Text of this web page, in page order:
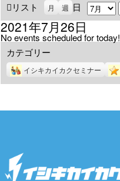
リスト
示
月 週 日 月
2021年7月26日
No events scheduled for today!
カテゴリー
イシキカイカクセミナー